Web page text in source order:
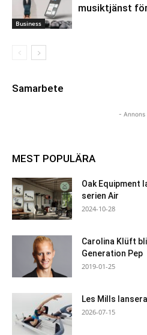
Business
musiktjänst
Samarbete
- Annons
MEST POPULÄRA
Oak Equipment
serien Air
2024-10-28
Carolina Klüft
Generation Pep
2019-01-25
Les Mills
2026-07-15